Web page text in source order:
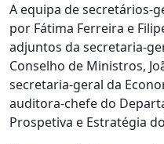
A equipa de secretários-
por Fátima Ferreira e
adjuntos da secretaria-
Conselho de Ministros,
secretaria-geral da
auditora-chefe do
Prospetiva e Estratégia